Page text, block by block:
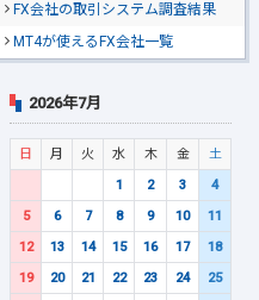
FX会社の取引システム調査結果
MT4が使えるFX会社一覧
2026年7月
日 月 火 水 木 金
土
1
2 3
4
5
6 7 8 9 10
11
12
13 14 15 16 17
18
19
20 21 22 23 24
25